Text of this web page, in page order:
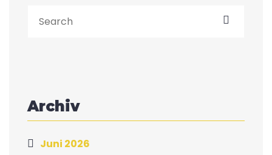
Archiv
Juni 2026